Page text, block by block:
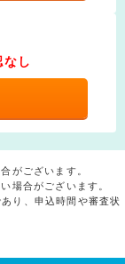
なし
がございます。
場合がございます。
り、申込時間や審査状